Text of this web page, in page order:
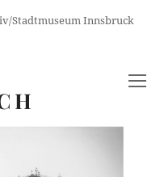
Stadtmuseum Innsbruck